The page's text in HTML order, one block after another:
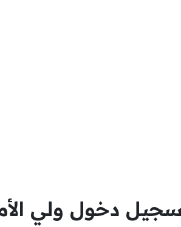
دخول ولي